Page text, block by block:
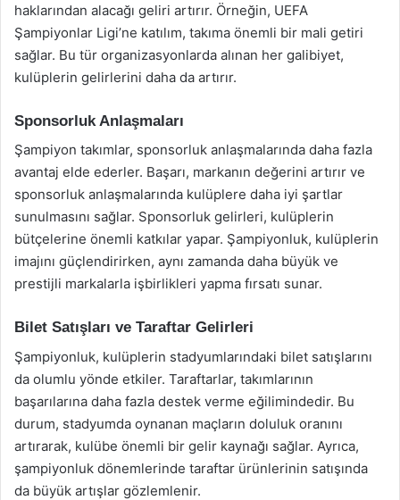
haklarından alacağı geliri artırır. Örneğin, UEFA
Şampiyonlar Ligi’ne katılım, takıma önemli bir mali getiri
sağlar. Bu tür organizasyonlarda alınan her galibiyet,
kulüplerin gelirlerini daha da artırır.
Sponsorluk Anlaşmaları
Şampiyon takımlar, sponsorluk anlaşmalarında daha fazla
avantaj elde ederler. Başarı, markanın değerini artırır ve
sponsorluk anlaşmalarında kulüplere daha iyi şartlar
sunulmasını sağlar. Sponsorluk gelirleri, kulüplerin
bütçelerine önemli katkılar yapar. Şampiyonluk, kulüplerin
imajını güçlendirirken, aynı zamanda daha büyük ve
prestijli markalarla işbirlikleri yapma fırsatı sunar.
Bilet Satışları ve Taraftar Gelirleri
Şampiyonluk, kulüplerin stadyumlarındaki bilet satışlarını
da olumlu yönde etkiler. Taraftarlar, takımlarının
başarılarına daha fazla destek verme eğilimindedir. Bu
durum, stadyumda oynanan maçların doluluk oranını
artırarak, kulübe önemli bir gelir kaynağı sağlar. Ayrıca,
şampiyonluk dönemlerinde taraftar ürünlerinin satışında
da büyük artışlar gözlemlenir.